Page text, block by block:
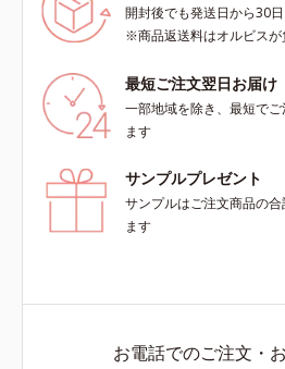
開封後でも発送日から30
※商品返送料はオルビスが
最短ご注文翌日お届け
一部地域を除き、最短で
ます
サンプルプレゼント
サンプルはご注文商品の
ます
お電話でのご注文・